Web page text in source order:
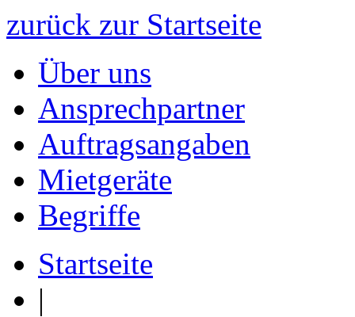
zurück zur Startseite
Über uns
Ansprechpartner
Auftragsangaben
Mietgeräte
Begriffe
Startseite
|